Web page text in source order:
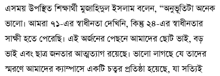
এসময় উপস্থিত শিক্ষার্থী মুজাহিদুল ইসলাম বলেন, “অনুভূতিটা অনেক
ভালো। আমরা ৭১-এর স্বাধীনতা দেখিনি, কিন্তু ২৪-এর স্বাধীনতার
সাক্ষী হতে পেরেছি। এই অর্জনের পেছনে আমাদের ছোট ভাই, বড়
ভাই এবং ছাত্র জনতার আত্মত্যাগ রয়েছে। ভালো লাগছে যে তাদের
স্মরণে আমাদের ক্যাম্পাসে একটি চত্বর প্রতিষ্ঠা হয়েছে, যা সত্যিই